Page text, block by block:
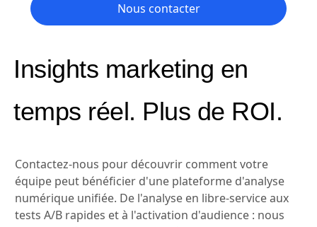
Nous contacter
Insights marketing en
temps réel. Plus de ROI.
Contactez-nous pour découvrir comment votre
équipe peut bénéficier d'une plateforme d'analyse
numérique unifiée. De l'analyse en libre-service aux
tests A/B rapides et à l'activation d'audience : nous